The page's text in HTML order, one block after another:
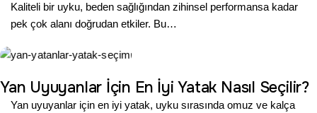
Kaliteli bir uyku, beden sağlığından zihinsel performansa kadar
pek çok alanı doğrudan etkiler. Bu…
Yan Uyuyanlar İçin En İyi Yatak Nasıl Seçilir?
Yan uyuyanlar için en iyi yatak, uyku sırasında omuz ve kalça